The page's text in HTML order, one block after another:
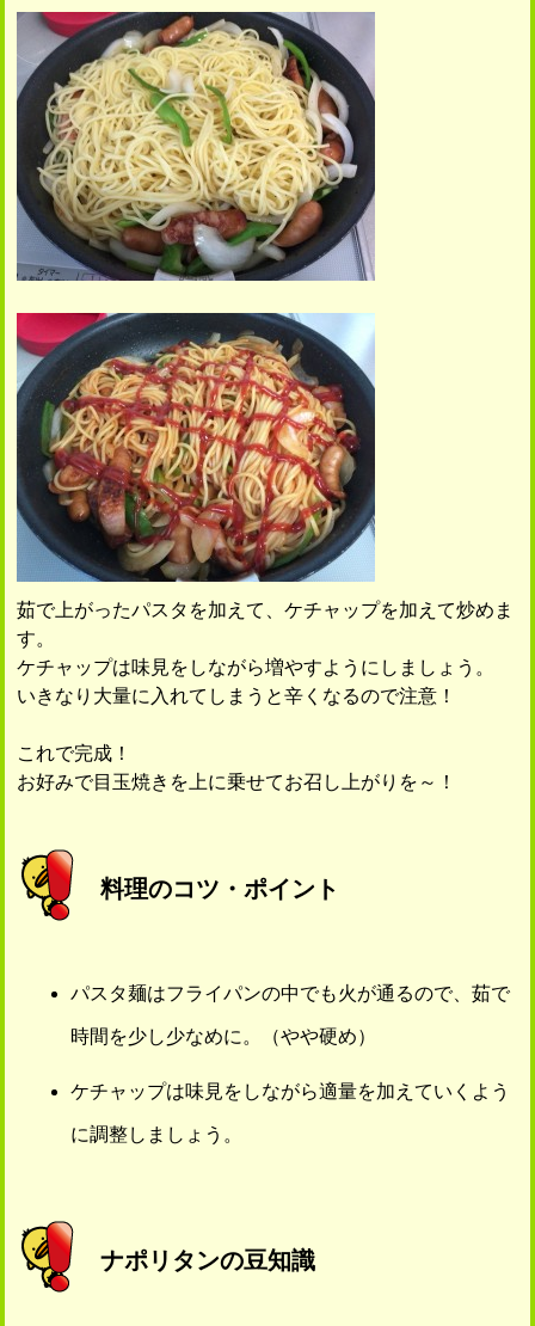
茹で上がったパスタを加えて、ケチャップを加えて炒めま
す。
ケチャップは味見をしながら増やすようにしましょう。
いきなり大量に入れてしまうと辛くなるので注意！
これで完成！
お好みで目玉焼きを上に乗せてお召し上がりを～！
料理のコツ・ポイント
パスタ麺はフライパンの中でも火が通るので、茹で
時間を少し少なめに。（やや硬め）
ケチャップは味見をしながら適量を加えていくよう
に調整しましょう。
ナポリタンの豆知識